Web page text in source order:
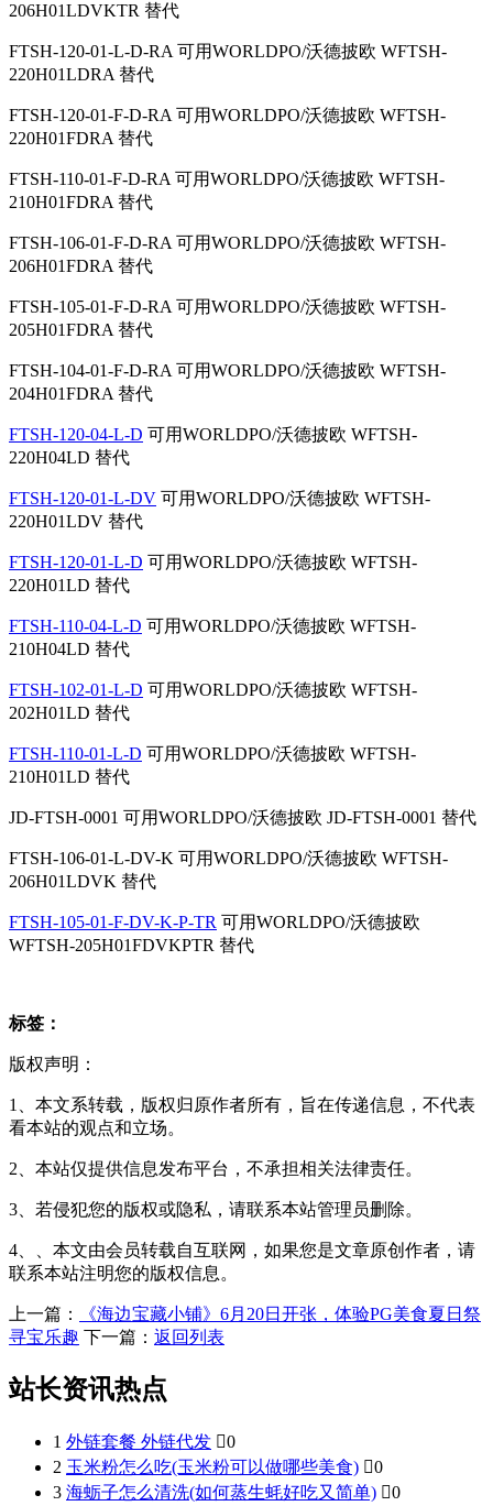
206H01LDVKTR 替代
FTSH-120-01-L-D-RA 可用WORLDPO/沃德披欧 WFTSH-
220H01LDRA 替代
FTSH-120-01-F-D-RA 可用WORLDPO/沃德披欧 WFTSH-
220H01FDRA 替代
FTSH-110-01-F-D-RA 可用WORLDPO/沃德披欧 WFTSH-
210H01FDRA 替代
FTSH-106-01-F-D-RA 可用WORLDPO/沃德披欧 WFTSH-
206H01FDRA 替代
FTSH-105-01-F-D-RA 可用WORLDPO/沃德披欧 WFTSH-
205H01FDRA 替代
FTSH-104-01-F-D-RA 可用WORLDPO/沃德披欧 WFTSH-
204H01FDRA 替代
FTSH-120-04-L-D 可用WORLDPO/沃德披欧 WFTSH-
220H04LD 替代
FTSH-120-01-L-DV 可用WORLDPO/沃德披欧 WFTSH-
220H01LDV 替代
FTSH-120-01-L-D 可用WORLDPO/沃德披欧 WFTSH-
220H01LD 替代
FTSH-110-04-L-D 可用WORLDPO/沃德披欧 WFTSH-
210H04LD 替代
FTSH-102-01-L-D 可用WORLDPO/沃德披欧 WFTSH-
202H01LD 替代
FTSH-110-01-L-D 可用WORLDPO/沃德披欧 WFTSH-
210H01LD 替代
JD-FTSH-0001 可用WORLDPO/沃德披欧 JD-FTSH-0001 替代
FTSH-106-01-L-DV-K 可用WORLDPO/沃德披欧 WFTSH-
206H01LDVK 替代
FTSH-105-01-F-DV-K-P-TR 可用WORLDPO/沃德披欧
WFTSH-205H01FDVKPTR 替代
标签：
版权声明：
1、本文系转载，版权归原作者所有，旨在传递信息，不代表
看本站的观点和立场。
2、本站仅提供信息发布平台，不承担相关法律责任。
3、若侵犯您的版权或隐私，请联系本站管理员删除。
4、、本文由会员转载自互联网，如果您是文章原创作者，请
联系本站注明您的版权信息。
上一篇：
《海边宝藏小铺》6月20日开张，体验PG美食夏日祭
寻宝乐趣 下一篇： 返回列表
站长资讯热点
1 外链套餐 外链代发 0
2 玉米粉怎么吃(玉米粉可以做哪些美食) 0
3 海蛎子怎么清洗(如何蒸生蚝好吃又简单) 0